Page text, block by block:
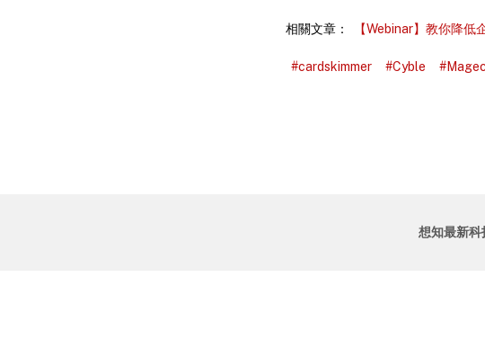
相關文章： 【Webinar】教你降低
#cardskimmer #Cyble
想知最新科